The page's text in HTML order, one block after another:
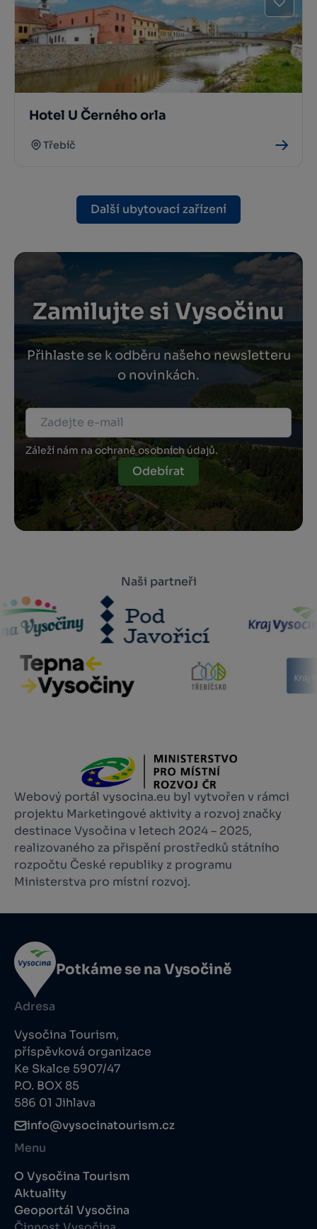
Hotel U Černého orla
Třebíč
Další ubytovací zařízení
Zamilujte si Vysočinu
Přihlaste se k odběru našeho newsletteru
o novinkách.
Záleží nám na ochraně osobních údajů.
Odebírat
Naši partneři
Webový portál vysocina.eu byl vytvořen v rámci
projektu Marketingové aktivity a rozvoj značky
destinace Vysočina v letech 2024 – 2025,
realizovaného za přispění prostředků státního
rozpočtu České republiky z programu
Ministerstva pro místní rozvoj.
Potkáme se na Vysočině
Adresa
Vysočina Tourism,
příspěvková organizace
Ke Skalce 5907/47
P.O. BOX 85
586 01 Jihlava
info@vysocinatourism.cz
Menu
O Vysočina Tourism
Aktuality
Geoportál Vysočina